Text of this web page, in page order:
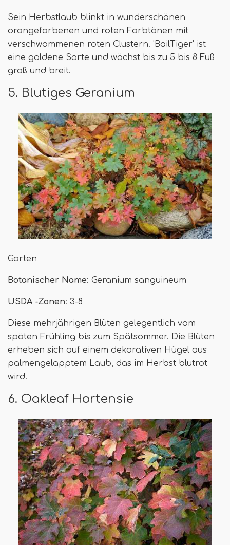
Sein Herbstlaub blinkt in wunderschönen
orangefarbenen und roten Farbtönen mit
verschwommenen roten Clustern. 'BailTiger' ist
eine goldene Sorte und wächst bis zu 5 bis 8 Fuß
groß und breit.
5. Blutiges Geranium
Garten
Botanischer Name: Geranium sanguineum
USDA -Zonen: 3-8
Diese mehrjährigen Blüten gelegentlich vom
späten Frühling bis zum Spätsommer. Die Blüten
erheben sich auf einem dekorativen Hügel aus
palmengelapptem Laub, das im Herbst blutrot
wird.
6. Oakleaf Hortensie